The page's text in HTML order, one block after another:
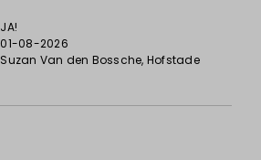
JA!
01-08-2026
Suzan Van den Bossche, Hofstade